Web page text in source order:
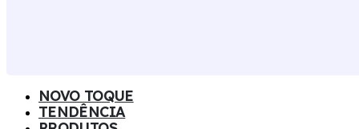
NOVO TOQUE
TENDÊNCIA